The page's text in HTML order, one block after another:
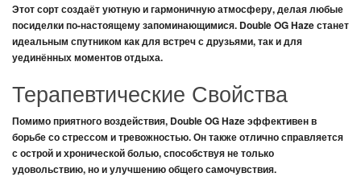
Этот сорт создаёт уютную и гармоничную атмосферу, делая любые
посиделки по-настоящему запоминающимися. Double OG Hazeстанет
идеальным спутником как для встреч с друзьями, так и для
уединённых моментов отдыха.
Терапевтические Свойства
Помимо приятного воздействия, Double OG Hazeэффективен в
борьбе со стрессом и тревожностью. Он также отлично справляется
с острой и хронической болью, способствуя не только
удовольствию, но и улучшению общего самочувствия.